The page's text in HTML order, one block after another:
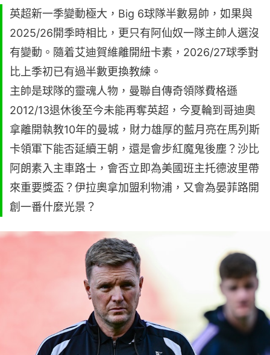
英超新一季變動極大，Big 6球隊半數易帥，如果與
2025/26開季時相比，更只有阿仙奴一隊主帥人選沒
有變動。隨着艾迪賀維離開紐卡素，2026/27球季對
比上季初已有過半數更換教練。
主帥是球隊的靈魂人物，曼聯自傳奇領隊費格遜
2012/13退休後至今未能再奪英超，今夏輪到哥迪奧
拿離開執教10年的曼城，財力雄厚的藍月亮在馬列斯
卡領軍下能否延續王朝，還是會步紅魔鬼後塵？沙比
阿朗素入主車路士，會否立即為美國班主托德波里帶
來重要獎盃？伊拉奧拿加盟利物浦，又會為晏菲路開
創一番什麼光景？